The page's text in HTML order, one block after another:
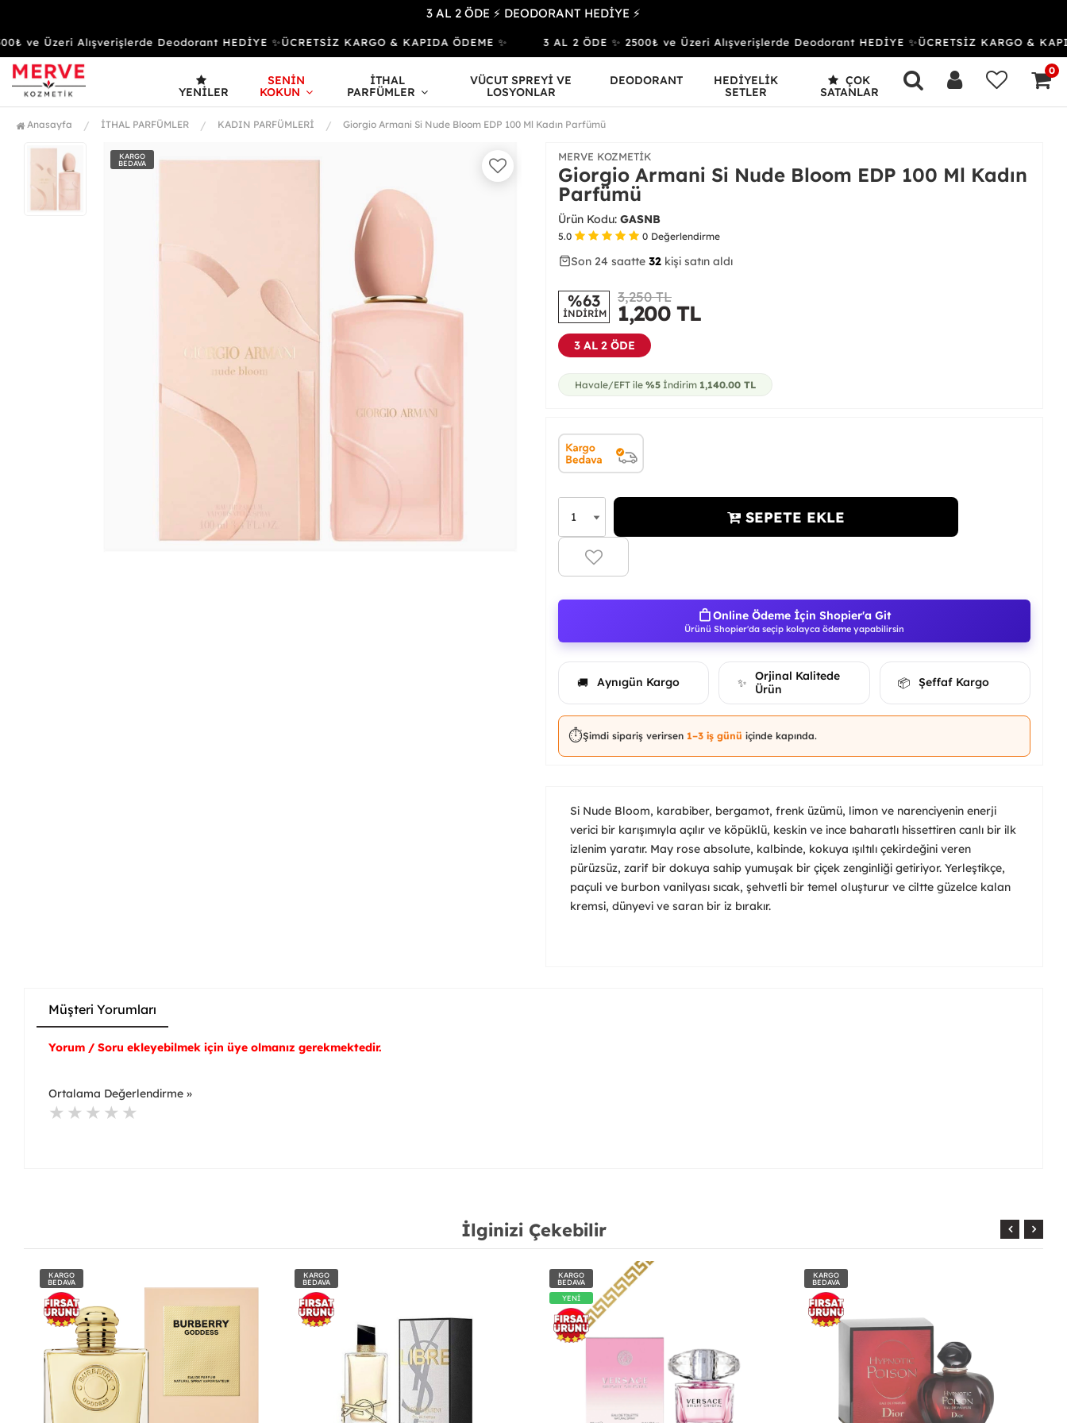
3 AL 2 ÖDE ⚡ DEODORANT HEDİYE ⚡
Üzeri Alışverişlerde Deodorant HEDİYE ✨ÜCRETSİZ KARGO & KAPIDA ÖDEME ✨ 3 AL 2 ÖDE ✨ 2500₺ ve Üzeri Alışverişlerde Deodorant HEDİYE ✨ÜCRETSİZ KARGO & KAPIDA
YENILER
SENİN
KOKUN
İTHAL
PARFÜMLER
VÜCUT SPREYİ VE
LOSYONLAR
DEODORANT
HEDİYELİK
SETLER
ÇOK
SATANLAR
0
Anasayfa İTHAL PARFÜMLER KADIN PARFÜMLERİ Giorgio Armani Si Nude Bloom EDP 100 Ml Kadın Parfümü
KARGO
BEDAVA
MERVE KOZMETIK
Giorgio Armani Si Nude Bloom EDP 100 Ml Kadın
Parfümü
Ürün Kodu: GASNB
5.0 0 Değerlendirme
43 81
Son 24 saatte 32 kişi satın aldı
%63
İNDİRİM
3,250 TL
1,200 TL
3 AL 2 ÖDE
Havale/EFT ile %5 İndirim 1,140.00 TL
SEPETE EKLE
Online Ödeme İçin Shopier'a Git
Ürünü Shopier'da seçip kolayca ödeme yapabilirsin
🚚 Aynıgün Kargo ✨
Orjinal Kalitede
Ürün
📦 Şeffaf Kargo
⏱️Şimdi sipariş verirsen 1–3 iş günü içinde kapında.
Si Nude Bloom, karabiber, bergamot, frenk üzümü, limon ve narenciyenin enerji
verici bir karışımıyla açılır ve köpüklü, keskin ve ince baharatlı hissettiren canlı bir ilk
izlenim yaratır. May rose absolute, kalbinde, kokuya ışıltılı çekirdeğini veren
pürüzsüz, zarif bir dokuya sahip yumuşak bir çiçek zenginliği getiriyor. Yerleştikçe,
paçuli ve burbon vanilyası sıcak, şehvetli bir temel oluşturur ve ciltte güzelce kalan
kremsi, dünyevi ve saran bir iz bırakır.
Müşteri Yorumları
Yorum / Soru ekleyebilmek için üye olmanız gerekmektedir.
Ortalama Değerlendirme »
İlginizi Çekebilir
KARGO
BEDAVA
KARGO
BEDAVA
KARGO
BEDAVA
YENİ
KARGO
BEDAVA